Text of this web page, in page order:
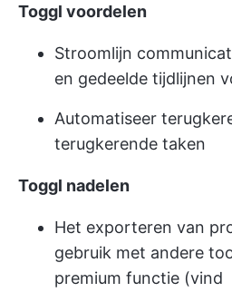
Toggl voordelen
Stroomlijn
en gedeelde tijdlijnen
Automatiseer
terugkerende taken
Toggl nadelen
Het exporteren van
gebruik met andere
premium functie (vind